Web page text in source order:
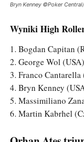
Bryn Kenney ©Poker
Wyniki High
1. Bogdan Capitan
2. George Wol
3. Franco
4. Bryn Kenney
5. Massimiliano
6. Martin Kabrhel